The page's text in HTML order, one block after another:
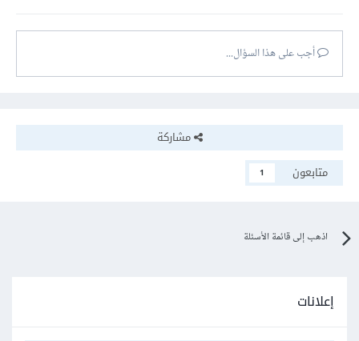
أجب على هذا السؤال...
مشاركة
متابعون
1
اذهب إلى قائمة الأسئلة
إعلانات